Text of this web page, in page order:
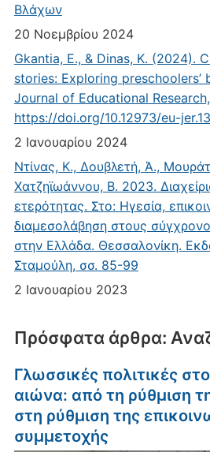
Βλάχων
20 Νοεμβρίου 2024
Gkantia, E., & Dinas, K. (2024).
stories: Exploring preschoolers’
Journal of Educational
https://doi.org/10.12973/eu-
2 Ιανουαρίου 2024
Ντίνας, Κ., Δουβλετή, Ά.,
Χατζηϊωάννου, Β. 2023.
ετερότητας. Στο: Ηγεσία,
διαμεσολάβηση στους
στην Ελλάδα. Θεσσαλονίκη.
Σταμούλη, σσ. 85-99
2 Ιανουαρίου 2023
Πρόσφατα άρθρα:
Γλωσσικές πολιτικές
αιώνα: από τη ρύθμιση
στη ρύθμιση της
συμμετοχής